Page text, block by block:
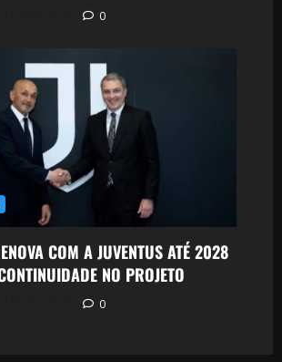
0
COM A JUVENTUS ATÉ 2028
NO PROJETO
0